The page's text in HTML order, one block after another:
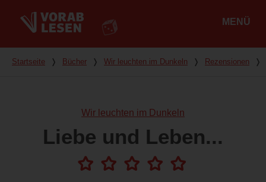
MENÜ
Du bist hier
Startseite ❭ Bücher ❭ Wir leuchten im Dunkeln ❭ Rezensionen ❭
Wir leuchten im Dunkeln
Liebe und Leben...